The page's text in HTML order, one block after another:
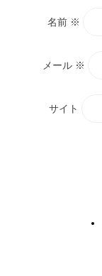
名前 ※
メール ※
サイト